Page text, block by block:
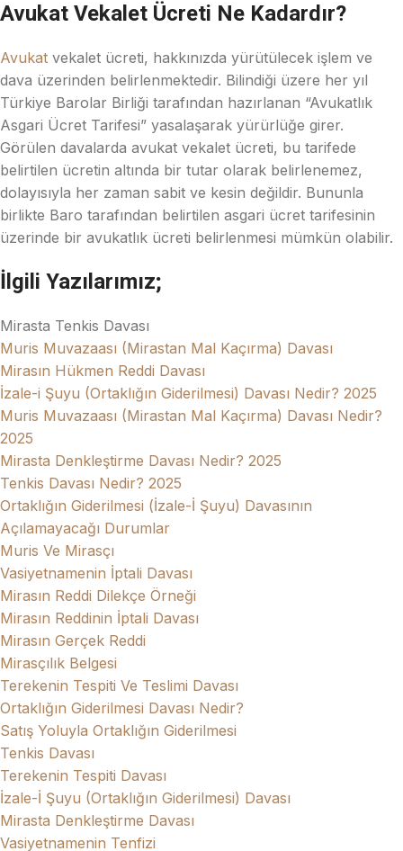
Avukat Vekalet Ücreti Ne Kadardır?
Avukat vekalet ücreti, hakkınızda yürütülecek işlem ve
dava üzerinden belirlenmektedir. Bilindiği üzere her yıl
Türkiye Barolar Birliği tarafından hazırlanan “Avukatlık
Asgari Ücret Tarifesi” yasalaşarak yürürlüğe girer.
Görülen davalarda avukat vekalet ücreti, bu tarifede
belirtilen ücretin altında bir tutar olarak belirlenemez,
dolayısıyla her zaman sabit ve kesin değildir. Bununla
birlikte Baro tarafından belirtilen asgari ücret tarifesinin
üzerinde bir avukatlık ücreti belirlenmesi mümkün olabilir.
İlgili Yazılarımız;
Mirasta Tenkis Davası
Muris Muvazaası (Mirastan Mal Kaçırma) Davası
Mirasın Hükmen Reddi Davası
İzale-i Şuyu (Ortaklığın Giderilmesi) Davası Nedir? 2025
Muris Muvazaası (Mirastan Mal Kaçırma) Davası Nedir?
2025
Mirasta Denkleştirme Davası Nedir? 2025
Tenkis Davası Nedir? 2025
Ortaklığın Giderilmesi (İzale-İ Şuyu) Davasının
Açılamayacağı Durumlar
Muris Ve Mirasçı
Vasiyetnamenin İptali Davası
Mirasın Reddi Dilekçe Örneği
Mirasın Reddinin İptali Davası
Mirasın Gerçek Reddi
Mirasçılık Belgesi
Terekenin Tespiti Ve Teslimi Davası
Ortaklığın Giderilmesi Davası Nedir?
Satış Yoluyla Ortaklığın Giderilmesi
Tenkis Davası
Terekenin Tespiti Davası
İzale-İ Şuyu (Ortaklığın Giderilmesi) Davası
Mirasta Denkleştirme Davası
Vasiyetnamenin Tenfizi